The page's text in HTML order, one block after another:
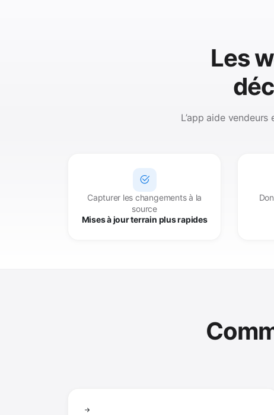
Les
L’app aide
Capturer les changements à la
source
Mises à jour terrain plus rapides